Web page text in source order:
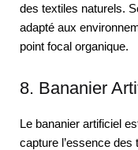
des textiles naturels.
adapté aux
point focal organique.
8. Bananier
Le bananier artificiel
capture l’essence